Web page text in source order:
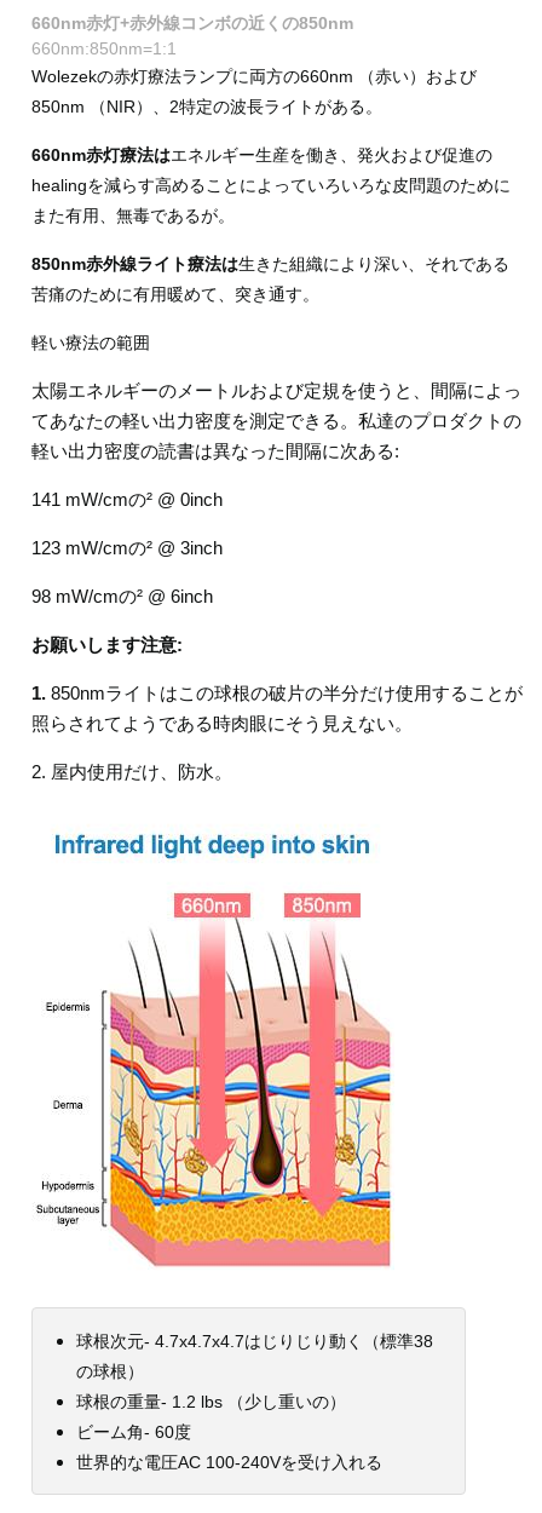
660nm赤灯+赤外線コンボの近くの850nm
660nm:850nm=1:1
Wolezekの赤灯療法ランプに両方の660nm （赤い）および
850nm （NIR）、2特定の波長ライトがある。
660nm赤灯療法はエネルギー生産を働き、発火および促進の
healingを減らす高めることによっていろいろな皮問題のために
また有用、無毒であるが。
850nm赤外線ライト療法は生きた組織により深い、それである
苦痛のために有用暖めて、突き通す。
軽い療法の範囲
太陽エネルギーのメートルおよび定規を使うと、間隔によっ
てあなたの軽い出力密度を測定できる。私達のプロダクトの
軽い出力密度の読書は異なった間隔に次ある:
141 mW/cmの² @ 0inch
123 mW/cmの² @ 3inch
98 mW/cmの² @ 6inch
お願いします注意:
1. 850nmライトはこの球根の破片の半分だけ使用することが
照らされてようである時肉眼にそう見えない。
2. 屋内使用だけ、防水。
球根次元- 4.7x4.7x4.7はじりじり動く（標準38
の球根）
球根の重量- 1.2 lbs （少し重いの）
ビーム角- 60度
世界的な電圧AC 100-240Vを受け入れる